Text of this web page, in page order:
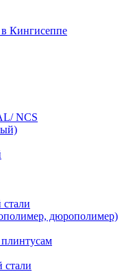
Кингисеппе
NCS
дюрополимер)